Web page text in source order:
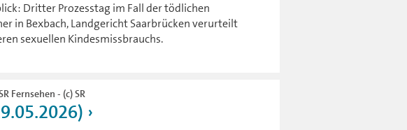
Dritter Prozesstag im Fall der tödlichen
in Bexbach, Landgericht Saarbrücken verurteilt
sexuellen Kindesmissbrauchs.
Fernsehen - (c) SR